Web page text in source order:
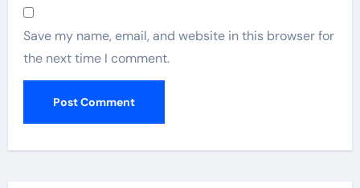
Save my name, email, and website in this browser for
the next time I comment.